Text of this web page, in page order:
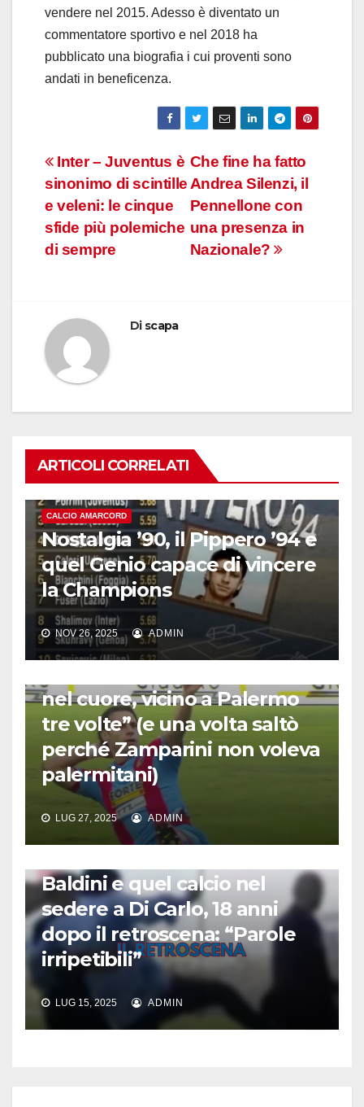
vendere nel 2015. Adesso è diventato un
commentatore sportivo e nel 2018 ha
pubblicato una biografia i cui proventi sono
andati in beneficenza.
Navigazione
articoli
Che fine ha fatto
Andrea Silenzi, il
Pennellone con
una presenza in
Nazionale?
Inter – Juventus è
sinonimo di scintille
e veleni: le cinque
sfide più polemiche
di sempre
Di scapa
ARTICOLI CORRELATI
CALCIO AMARCORD
Nostalgia ’90, il Pippero ’94 e
quel Genio capace di vincere
la Champions
NOV 26, 2025 ADMIN
nel cuore, vicino a Palermo
tre volte” (e una volta saltò
perché Zamparini non voleva
palermitani)
LUG 27, 2025 ADMIN
Baldini e quel calcio nel
sedere a Di Carlo, 18 anni
dopo il retroscena: “Parole
irripetibili”
LUG 15, 2025 ADMIN